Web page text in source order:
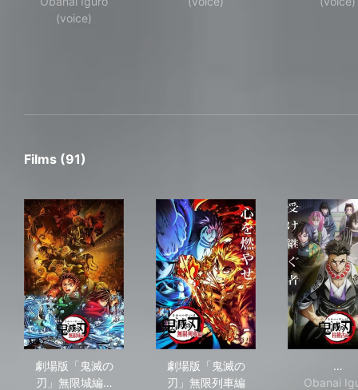
(voice)
Films (91)
劇場版「鬼滅の
刃」無限城編…
劇場版「鬼滅の
刃」無限列車編
…
Obanai